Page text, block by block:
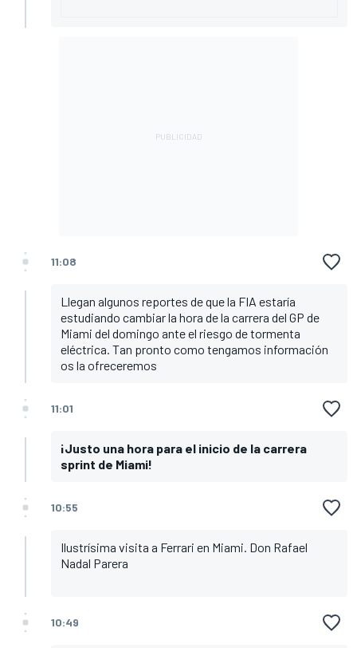
11:08
Llegan algunos reportes de que la FIA estaría
estudiando cambiar la hora de la carrera del GP de
Miami del domingo ante el riesgo de tormenta
eléctrica. Tan pronto como tengamos información
os la ofreceremos
11:01
¡Justo una hora para el inicio de la carrera
sprint de Miami!
10:55
Ilustrísima visita a Ferrari en Miami. Don Rafael
Nadal Parera
10:49